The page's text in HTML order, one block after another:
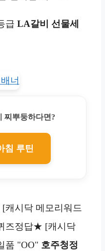
급 LA갈비 선물세
찌뿌둥하다면?
침 루틴
시닥 메모리워드
즈정답★ [캐시닥
품 "OO" 호주청정